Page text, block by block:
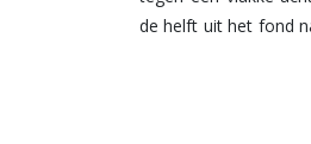
de helft uit het fond